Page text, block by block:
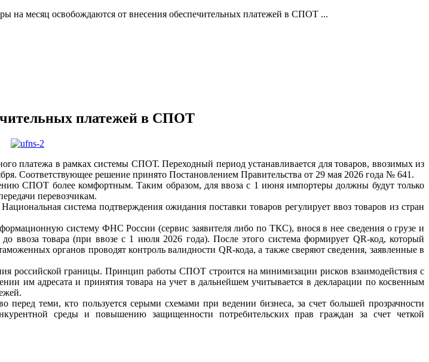
на месяц освобождаются от внесения обеспечительных платежей в СПОТ ...
платежей в СПОТ
платежа в рамках системы СПОТ. Переходный период устанавливается для товаров, ввозимых из
Соответствующее решение принято Постановлением Правительства от 29 мая 2026 года № 641.
СПОТ более комфортным. Таким образом, для ввоза с 1 июня импортеры должны будут только
перевозчикам.
система подтверждения ожидания поставки товаров регулирует ввоз товаров из стран
систему ФНС России (сервис заявителя либо по ТКС), внося в нее сведения о грузе и
ввоза товара (при ввозе с 1 июля 2026 года). После этого система формирует QR-код, который
органов проводят контроль валидности QR-кода, а также сверяют сведения, заявленные в
российской границы. Принцип работы СПОТ строится на минимизации рисков взаимодействия с
им адресата и принятия товара на учет в дальнейшем учитывается в декларации по косвенным
теми, кто пользуется серыми схемами при ведении бизнеса, за счет большей прозрачности
среды и повышению защищенности потребительских прав граждан за счет четкой